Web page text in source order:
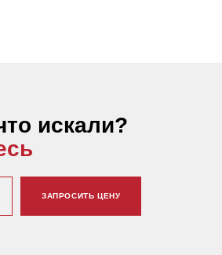
искали?
ЗАПРОСИТЬ ЦЕНУ